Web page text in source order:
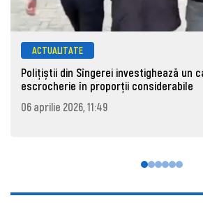
ACTUALITATE
Polițiștii din Sîngerei investighează un
escrocherie în proporții considerabile
06 aprilie 2026, 11:49